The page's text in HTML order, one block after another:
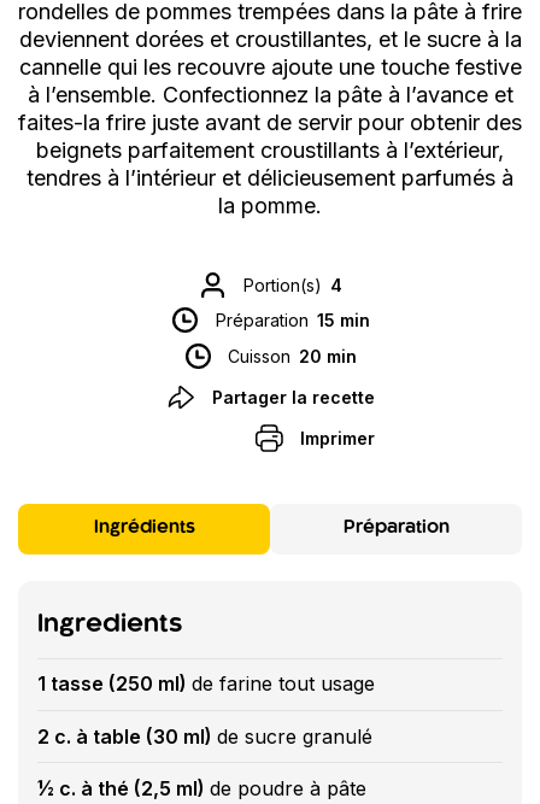
rondelles de pommes trempées dans la pâte à frire
deviennent dorées et croustillantes, et le sucre à la
cannelle qui les recouvre ajoute une touche festive
à l’ensemble. Confectionnez la pâte à l’avance et
faites-la frire juste avant de servir pour obtenir des
beignets parfaitement croustillants à l’extérieur,
tendres à l’intérieur et délicieusement parfumés à
la pomme.
Portion(s) 4
Préparation 15 min
Cuisson 20 min
Partager la recette
Imprimer
Ingrédients Préparation
Ingredients
1 tasse (250 ml) de farine tout usage
2 c. à table (30 ml) de sucre granulé
½ c. à thé (2,5 ml) de poudre à pâte